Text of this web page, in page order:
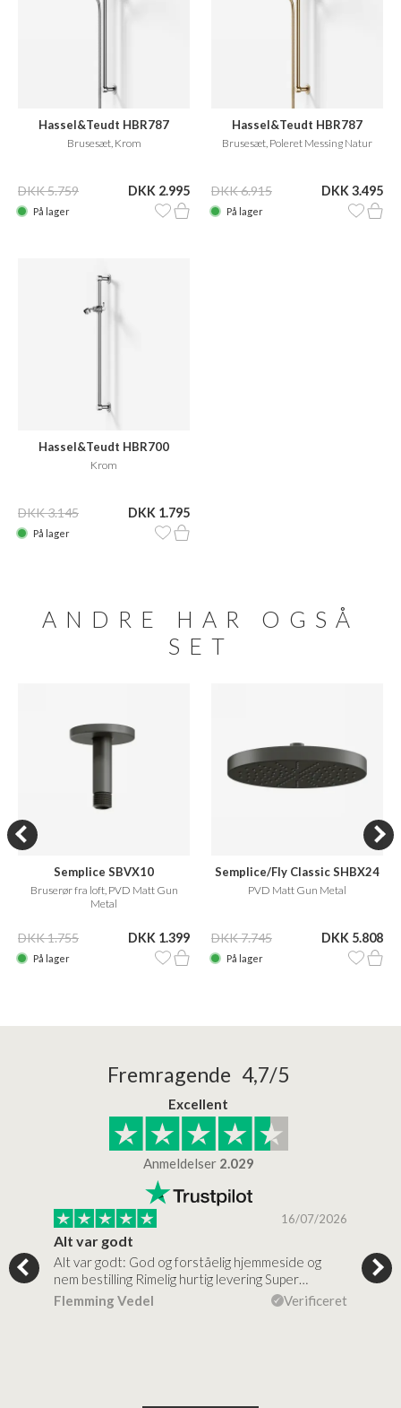
Hassel&Teudt HBR787
Brusesæt, Krom
DKK 5.759 DKK 2.995
På lager
Hassel&Teudt HBR787
Brusesæt, Poleret Messing Natur
DKK 6.915 DKK 3.495
På lager
Hassel&Teudt HBR700
Krom
DKK 3.145 DKK 1.795
På lager
ANDRE HAR OGSÅ
SET
Semplice SBVX10
Bruserør fra loft, PVD Matt Gun
Metal
DKK 1.755 DKK 1.399
På lager
Semplice/Fly Classic SHBX24
PVD Matt Gun Metal
DKK 7.745 DKK 5.808
På lager
Fremragende 4,7/5
Excellent
Anmeldelser 2.029
for…
16/07/2026
Alt var godt
Alt var godt: God og forståelig hjemmeside og
nem bestilling Rimelig hurtig levering Super…
Flemming Vedel
Verificeret
Jeg
en